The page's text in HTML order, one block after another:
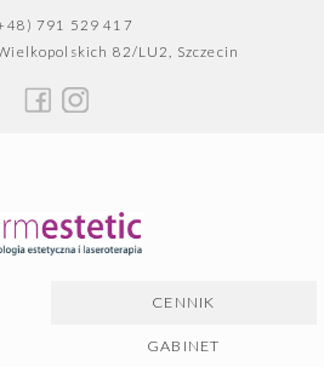
791 529 417
82/LU2, Szczecin
CENNIK
GABINET